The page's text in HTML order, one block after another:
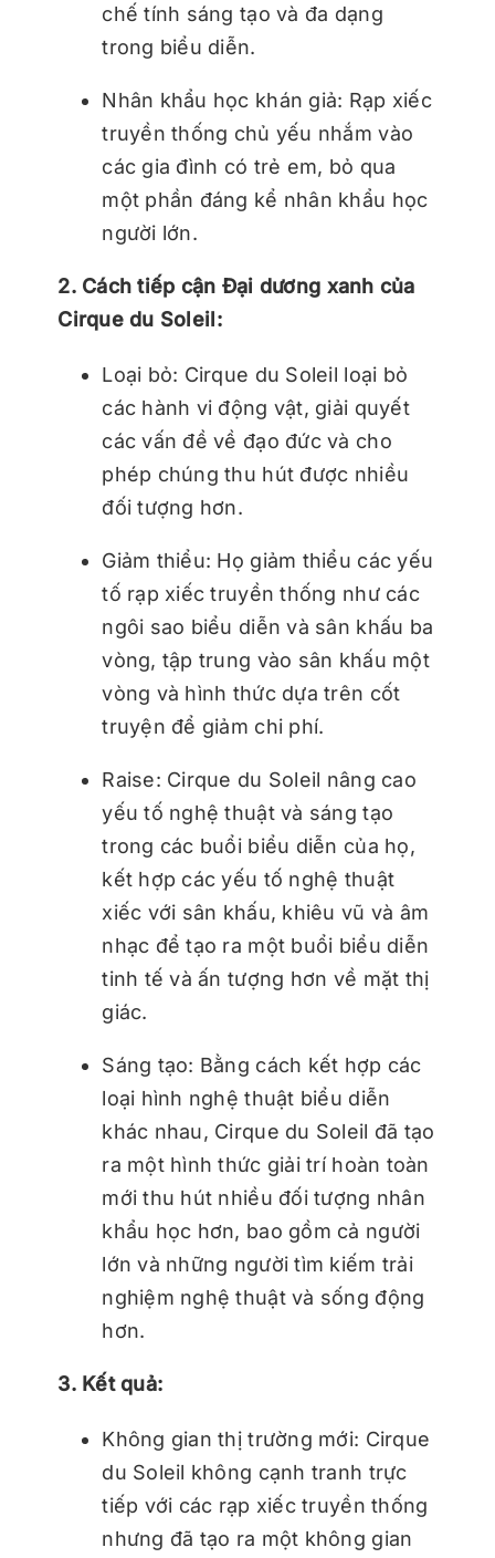
chế tính sáng tạo và đa dạng
trong biểu diễn.
Nhân khẩu học khán giả: Rạp xiếc
truyền thống chủ yếu nhắm vào
các gia đình có trẻ em, bỏ qua
một phần đáng kể nhân khẩu học
người lớn.
2. Cách tiếp cận Đại dương xanh của
Cirque du Soleil:
Loại bỏ: Cirque du Soleil loại bỏ
các hành vi động vật, giải quyết
các vấn đề về đạo đức và cho
phép chúng thu hút được nhiều
đối tượng hơn.
Giảm thiểu: Họ giảm thiểu các yếu
tố rạp xiếc truyền thống như các
ngôi sao biểu diễn và sân khấu ba
vòng, tập trung vào sân khấu một
vòng và hình thức dựa trên cốt
truyện để giảm chi phí.
Raise: Cirque du Soleil nâng cao
yếu tố nghệ thuật và sáng tạo
trong các buổi biểu diễn của họ,
kết hợp các yếu tố nghệ thuật
xiếc với sân khấu, khiêu vũ và âm
nhạc để tạo ra một buổi biểu diễn
tinh tế và ấn tượng hơn về mặt thị
giác.
Sáng tạo: Bằng cách kết hợp các
loại hình nghệ thuật biểu diễn
khác nhau, Cirque du Soleil đã tạo
ra một hình thức giải trí hoàn toàn
mới thu hút nhiều đối tượng nhân
khẩu học hơn, bao gồm cả người
lớn và những người tìm kiếm trải
nghiệm nghệ thuật và sống động
hơn.
3. Kết quả:
Không gian thị trường mới: Cirque
du Soleil không cạnh tranh trực
tiếp với các rạp xiếc truyền thống
nhưng đã tạo ra một không gian